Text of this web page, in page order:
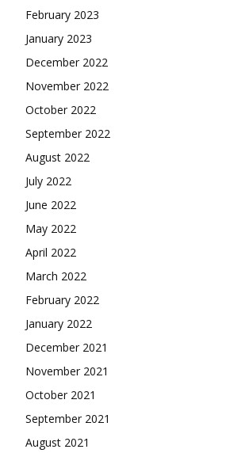
February 2023
January 2023
December 2022
November 2022
October 2022
September 2022
August 2022
July 2022
June 2022
May 2022
April 2022
March 2022
February 2022
January 2022
December 2021
November 2021
October 2021
September 2021
August 2021